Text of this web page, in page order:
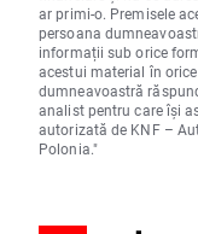
ar primi-o. Premisele
persoana
informații sub orice
acestui material în
dumneavoastră
analist pentru care își
autorizată de KNF –
Polonia."